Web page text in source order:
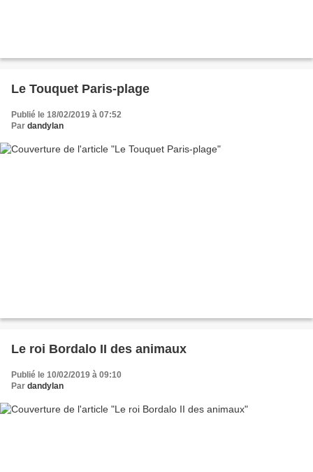
Le Touquet Paris-plage
Publié le 18/02/2019 à 07:52
Par dandylan
Le roi Bordalo II des animaux
Publié le 10/02/2019 à 09:10
Par dandylan